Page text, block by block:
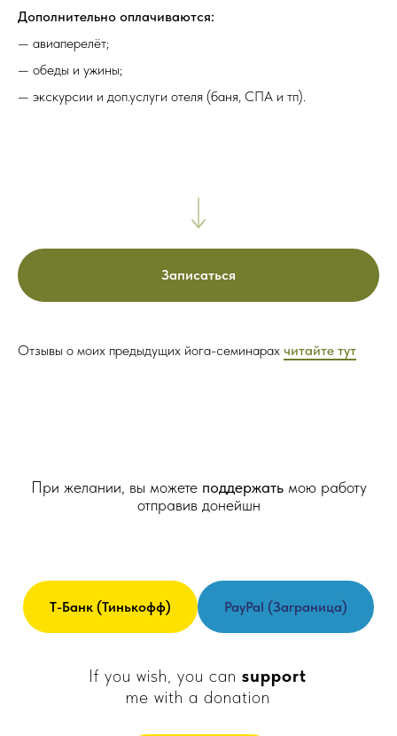
Дополнительно оплачиваются:
— авиаперелёт;
— обеды и ужины;
— экскурсии и доп.услуги отеля (баня, СПА и тп).
Записаться
Отзывы о моих предыдущих йога-семинарах читайте тут
При желании, вы можете поддержать мою работу
отправив донейшн
Т-Банк (Тинькофф) PayPal (заграница)
If you wish, you can support
me with a donation